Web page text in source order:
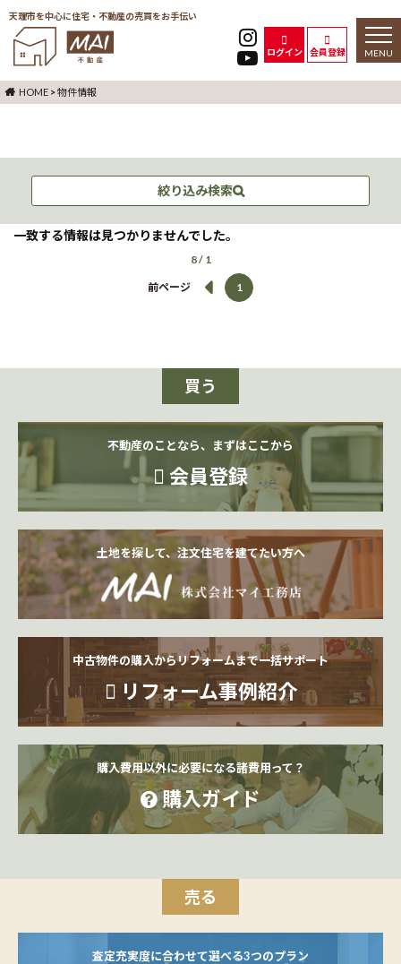
天理市を中心に住宅・不動産の売買をお手伝い
ログイン 会員登録
toggle
HOME >物件情報
絞り込み検索
一致する情報は見つかりませんでした。
8 / 1
前ページ 1
買う
不動産のことなら、まずはここから
会員登録
土地を探して、注文住宅を建てたい方へ
中古物件の購入からリフォームまで一括サポート
リフォーム事例紹介
購入費用以外に必要になる諸費用って？
購入ガイド
売る
査定充実度に合わせて選べる3つのプラン